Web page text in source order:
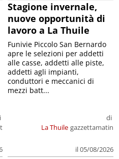
Stagione invernale,
nuove opportunità di
lavoro a La Thuile
La Thuile
di
gazzettamatin
il 05/08/2026
Funivie Piccolo San Bernardo
apre le selezioni per addetti
alle casse, addetti alle piste,
addetti agli impianti,
conduttori e meccanici di
mezzi batt...